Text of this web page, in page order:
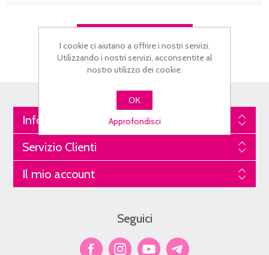
Informazioni
Servizio Clienti
Il mio account
Seguici
I cookie ci aiutano a offrire i nostri servizi.
Utilizzando i nostri servizi, acconsentite al
nostro utilizzo dei cookie.
OK
Approfondisci